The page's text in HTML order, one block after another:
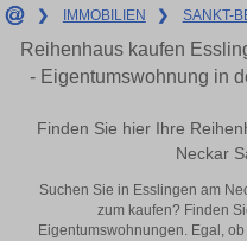
❯ IMMOBILIEN ❯ SANKT-
Reihenhaus kaufen
- Eigentumswohnung in
Finden Sie hier Ihre
Neckar
Suchen Sie in Esslingen am
zum kaufen? Finden
Eigentumswohnungen. Egal,